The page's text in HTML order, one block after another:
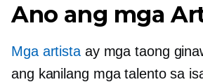
Ano ang mga
Mga artistaay mga taong
ang kanilang mga talento sa